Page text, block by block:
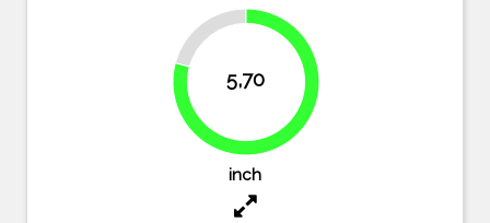
5,70
20.8%
79.2%
inch